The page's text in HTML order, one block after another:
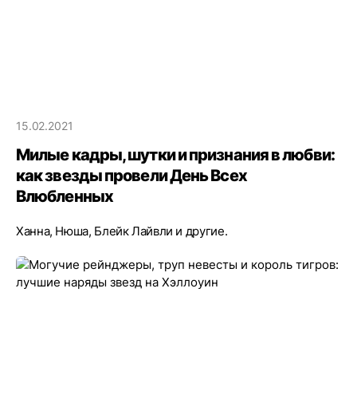
15.02.2021
Милые кадры, шутки и признания в любви:
как звезды провели День Всех
Влюбленных
Ханна, Нюша, Блейк Лайвли и другие.